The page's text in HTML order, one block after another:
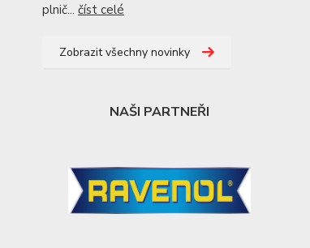
plnič... číst celé
Zobrazit všechny novinky
NAŠI PARTNEŘI